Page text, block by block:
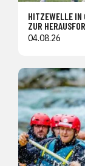
HITZEWELLE IN
ZUR
04.08.26